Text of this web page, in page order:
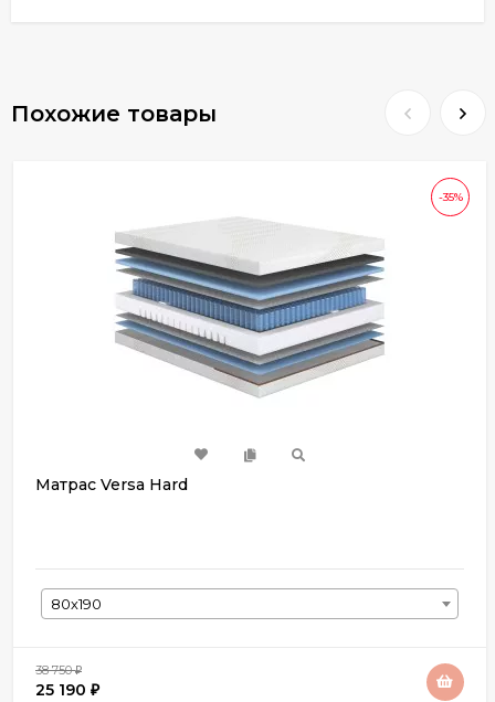
Похожие товары
-35%
Матрас Versa Hard
80х190
38 750₽
25 190 ₽